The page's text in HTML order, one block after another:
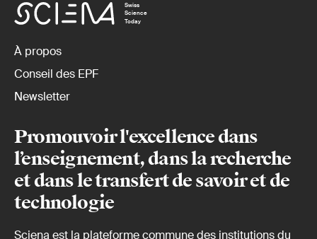
Swiss
Science
Today
À propos
Conseil des EPF
Newsletter
Promouvoir l'excellence dans
l’enseignement, dans la recherche
et dans le transfert de savoir et de
technologie
Sciena est la plateforme commune des institutions du